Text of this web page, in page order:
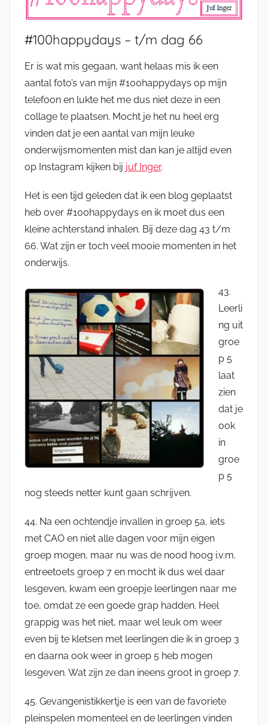
#100happydays – t/m dag 66
Er is wat mis gegaan, want helaas mis ik een
aantal foto’s van mijn #100happydays op mijn
telefoon en lukte het me dus niet deze in een
collage te plaatsen. Mocht je het nu heel erg
vinden dat je een aantal van mijn leuke
onderwijsmomenten mist dan kan je altijd even
op Instagram kijken bij juf Inger.
Het is een tijd geleden dat ik een blog geplaatst
heb over #100happydays en ik moet dus een
kleine achterstand inhalen. Bij deze dag 43 t/m
66. Wat zijn er toch veel mooie momenten in het
onderwijs.
43.
Leerli
ng uit
groe
p 5
laat
zien
dat je
ook
in
groe
p 5
nog steeds netter kunt gaan schrijven.
44. Na een ochtendje invallen in groep 5a, iets
met CAO en niet alle dagen voor mijn eigen
groep mogen, maar nu was de nood hoog i.v.m.
entreetoets groep 7 en mocht ik dus wel daar
lesgeven, kwam een groepje leerlingen naar me
toe, omdat ze een goede grap hadden. Heel
grappig was het niet, maar wel leuk om weer
even bij te kletsen met leerlingen die ik in groep 3
en daarna ook weer in groep 5 heb mogen
lesgeven. Wat zijn ze dan ineens groot in groep 7.
45. Gevangenistikkertje is een van de favoriete
pleinspelen momenteel en de leerlingen vinden